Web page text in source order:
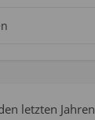
letzten Jahren